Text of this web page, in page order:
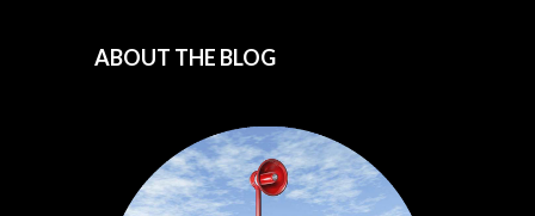
ABOUT THE BLOG